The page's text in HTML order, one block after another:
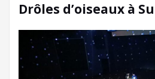
Drôles d’oiseaux à